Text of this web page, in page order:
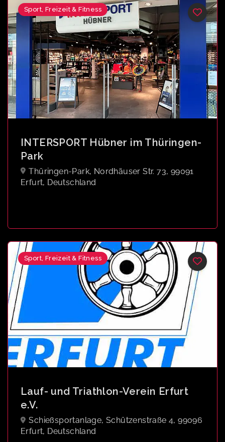
Sport, Freizeit & Fitness
INTERSPORT Hübner im Thüringen-
Park
Thüringen-Park, Nordhäuser Str. 73, 99091
Erfurt, Deutschland
Sport, Freizeit & Fitness
Lauf- und Triathlon-Verein Erfurt
e.V.
Schießsportanlage, Schützenstraße 4, 99096
Erfurt, Deutschland